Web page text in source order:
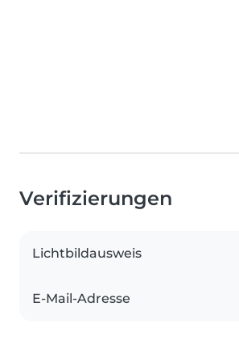
Verifizierungen
Lichtbildausweis
E-Mail-Adresse